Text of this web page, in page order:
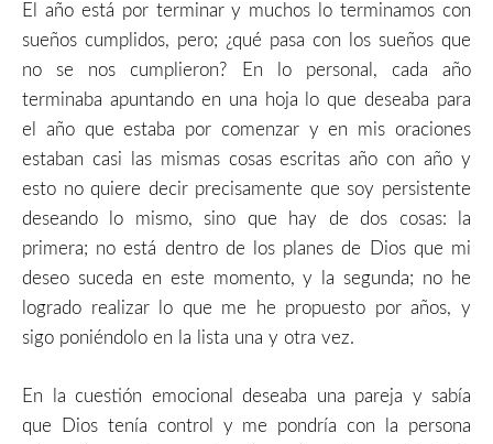
El año está por terminar y muchos lo terminamos con
sueños cumplidos, pero; ¿qué pasa con los sueños que
no se nos cumplieron? En lo personal, cada año
terminaba apuntando en una hoja lo que deseaba para
el año que estaba por comenzar y en mis oraciones
estaban casi las mismas cosas escritas año con año y
esto no quiere decir precisamente que soy persistente
deseando lo mismo, sino que hay de dos cosas: la
primera; no está dentro de los planes de Dios que mi
deseo suceda en este momento, y la segunda; no he
logrado realizar lo que me he propuesto por años, y
sigo poniéndolo en la lista una y otra vez.
En la cuestión emocional deseaba una pareja y sabía
que Dios tenía control y me pondría con la persona